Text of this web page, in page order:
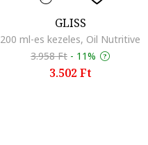
GLISS
200 ml-es kezeles, Oil Nutritive
3.958 Ft - 11%
3.502 Ft